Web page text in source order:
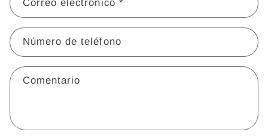
m
u
l
a
r
o
Correo electrónico *
Número de teléfono
Comentario